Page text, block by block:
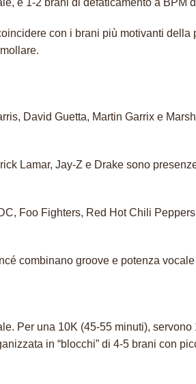
e 1-2 brani di defaticamento a BPM
con i brani più motivanti
David Guetta, Martin Garrix e
Lamar, Jay-Z e Drake sono
Foo Fighters, Red Hot Chili
combinano groove e potenza
Per una 10K (45-55 minuti),
in “blocchi” di 4-5 brani con